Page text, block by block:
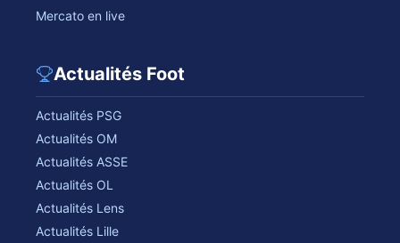
Mercato en live
Actualités Foot
Actualités PSG
Actualités OM
Actualités ASSE
Actualités OL
Actualités Lens
Actualités Lille